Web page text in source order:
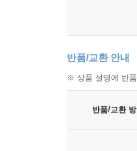
반품/교환 안내
※ 상품 설명에 반
반품/교환 방